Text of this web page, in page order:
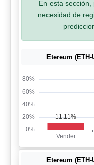
En esta
necesidad de
Etereum
Etereum